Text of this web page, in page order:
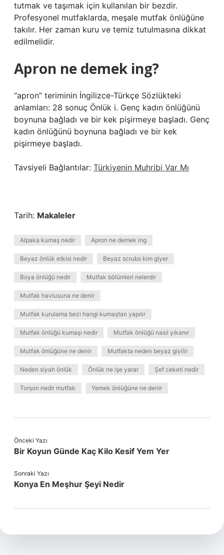
tutmak ve taşımak için kullanılan bir bezdir.
Profesyonel mutfaklarda, meşale mutfak önlüğüne
takılır. Her zaman kuru ve temiz tutulmasına dikkat
edilmelidir.
Apron ne demek ing?
“apron” teriminin İngilizce-Türkçe Sözlükteki
anlamları: 28 sonuç Önlük i. Genç kadın önlüğünü
boynuna bağladı ve bir kek pişirmeye başladı. Genç
kadın önlüğünü boynuna bağladı ve bir kek
pişirmeye başladı.
Tavsiyeli Bağlantılar: Türkiyenin Muhribi Var Mı
Tarih: Makaleler
Alpaka kumaş nedir Apron ne demek ing
Beyaz önlük etkisi nedir Beyaz scrubs kim giyer
Boya önlüğü nedir Mutfak bölümleri nelerdir
Mutfak havlusuna ne denir
Mutfak kurulama bezi hangi kumaştan yapılır
Mutfak önlüğü kumaşı nedir Mutfak önlüğü nasıl yıkanır
Mutfak önlüğüne ne denir Mutfakta neden beyaz giyilir
Neden siyah önlük Önlük ne işe yarar Şef ceketi nedir
Torşon nedir mutfak Yemek önlüğüne ne denir
Önceki Yazı
Bir Koyun Günde Kaç Kilo Kesif Yem Yer
Sonraki Yazı
Konya En Meşhur Şeyi Nedir